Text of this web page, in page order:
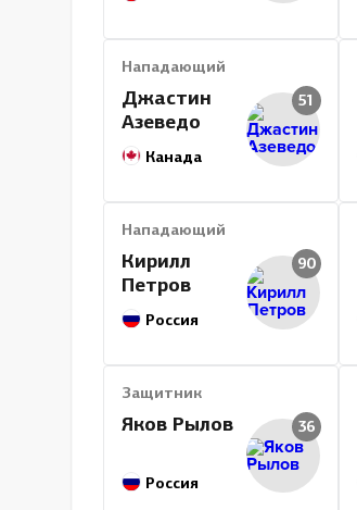
Нападающий
Джастин
Азеведо
Канада
51
Нападающий
Кирилл
Петров
Россия
90
Защитник
Яков Рылов
Россия
36